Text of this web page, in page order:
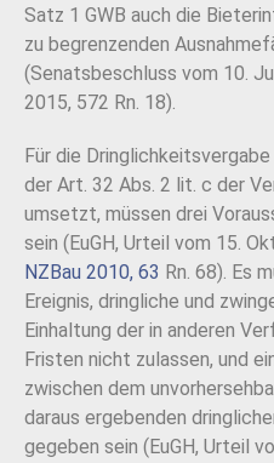
Satz 1 GWB auch die
zu begrenzenden
(Senatsbeschluss vom 10.
2015, 572 Rn. 18).
Für die
der Art. 32 Abs. 2 lit. c der
umsetzt, müssen drei
sein (EuGH, Urteil vom 15.
NZBau 2010, 63 Rn. 68). Es
Ereignis, dringliche und
Einhaltung der in anderen
Fristen nicht zulassen, und
zwischen dem
daraus ergebenden
gegeben sein (EuGH, Urteil